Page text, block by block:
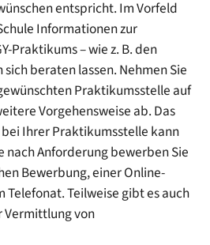
entspricht. Im Vorfeld
Informationen zur
Praktikums – wie z. B. den
beraten lassen. Nehmen Sie
Praktikumsstelle auf
Vorgehensweise ab. Das
Ihrer Praktikumsstelle kann
nach Anforderung bewerben Sie
Bewerbung, einer Online-
Telefonat. Teilweise gibt es auch
Vermittlung von